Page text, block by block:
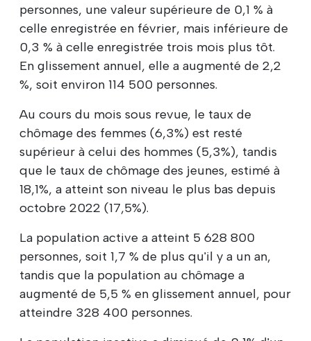
personnes, une valeur supérieure de 0,1 % à
celle enregistrée en février, mais inférieure de
0,3 % à celle enregistrée trois mois plus tôt.
En glissement annuel, elle a augmenté de 2,2
%, soit environ 114 500 personnes.
Au cours du mois sous revue, le taux de
chômage des femmes (6,3%) est resté
supérieur à celui des hommes (5,3%), tandis
que le taux de chômage des jeunes, estimé à
18,1%, a atteint son niveau le plus bas depuis
octobre 2022 (17,5%).
La population active a atteint 5 628 800
personnes, soit 1,7 % de plus qu'il y a un an,
tandis que la population au chômage a
augmenté de 5,5 % en glissement annuel, pour
atteindre 328 400 personnes.